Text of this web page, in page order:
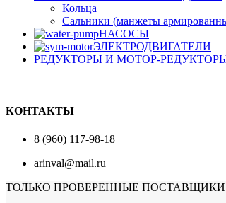
Кольца
Сальники (манжеты
НАСОСЫ
ЭЛЕКТРОДВИГАТЕЛИ
РЕДУКТОРЫ И МОТОР-
КОНТАКТЫ
8 (960) 117-98-18
arinval@mail.ru
ТОЛЬКО ПРОВЕРЕННЫЕ ПОСТАВЩИКИ